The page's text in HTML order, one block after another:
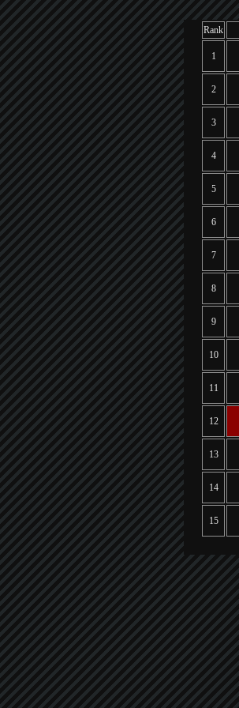
Rank
1
2
3
4
5
6
7
8
9
10
11
12
13
14
15